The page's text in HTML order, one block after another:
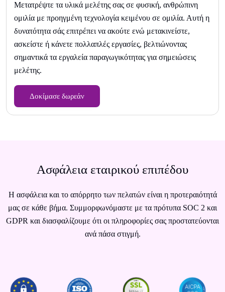
Μετατρέψτε τα υλικά μελέτης σας σε φυσική, ανθρώπινη
ομιλία με προηγμένη τεχνολογία κειμένου σε ομιλία. Αυτή η
δυνατότητα σάς επιτρέπει να ακούτε ενώ μετακινείστε,
ασκείστε ή κάνετε πολλαπλές εργασίες, βελτιώνοντας
σημαντικά τα εργαλεία παραγωγικότητας για σημειώσεις
μελέτης.
Δοκίμασε δωρεάν
Ασφάλεια εταιρικού επιπέδου
Η ασφάλεια και το απόρρητο των πελατών είναι η προτεραιότητά
μας σε κάθε βήμα. Συμμορφωνόμαστε με τα πρότυπα SOC 2 και
GDPR και διασφαλίζουμε ότι οι πληροφορίες σας προστατεύονται
ανά πάσα στιγμή.